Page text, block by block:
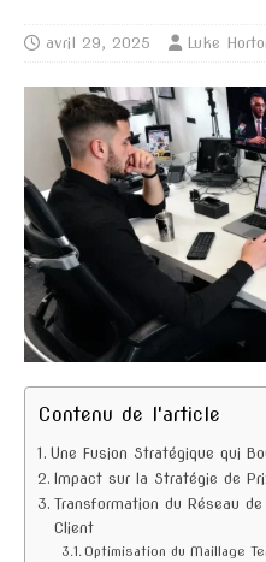
avril 29, 2025 Luke
Contenu de l'article
Une Fusion Stratégique qui
Impact sur la Stratégie de
Transformation du Réseau
Client
Optimisation du Maillage